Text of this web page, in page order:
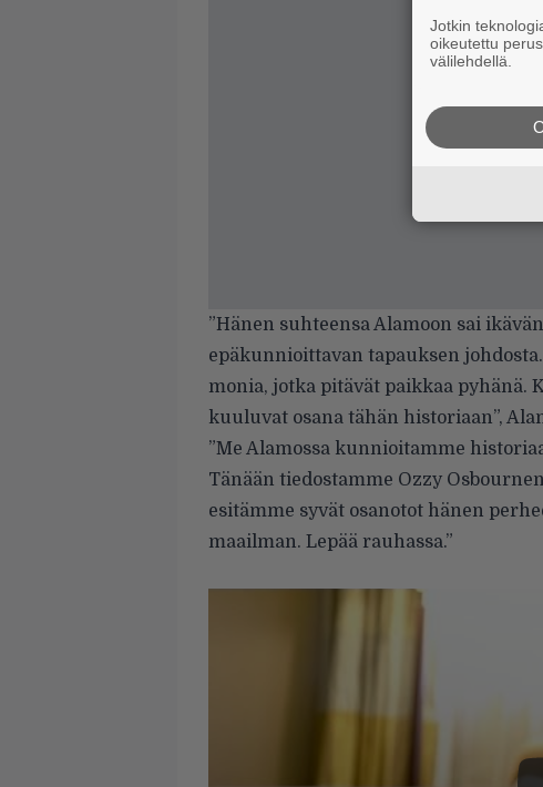
”Hänen suhteensa Alamoon sai
epäkunnioittavan tapauksen
monia, jotka pitävät paikkaa pyhänä.
kuuluvat osana tähän historiaan”,
”Me Alamossa kunnioitamme
Tänään tiedostamme Ozzy
esitämme syvät osanotot hänen
maailman. Lepää rauhassa.”
Jotkin
oikeutettu
välilehdellä.